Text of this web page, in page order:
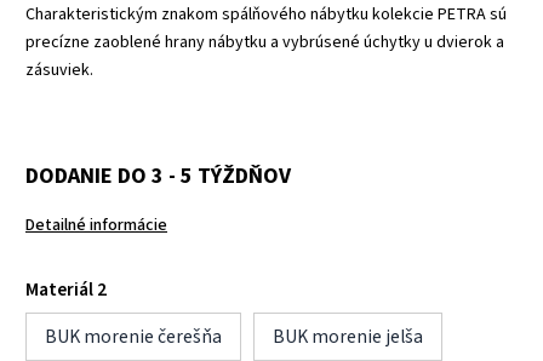
Charakteristickým znakom spálňového nábytku kolekcie PETRA sú
precízne zaoblené hrany nábytku a vybrúsené úchytky u dvierok a
zásuviek.
DODANIE DO 3 - 5 TÝŽDŇOV
Detailné informácie
Materiál 2
BUK morenie čerešňa
BUK morenie jelša